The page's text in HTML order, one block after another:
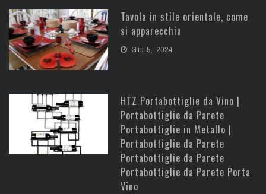
Tavola in stile orientale, come
si apparecchia
Giu 5, 2024
HTZ Portabottiglie da Vino |
Portabottiglie da Parete
Portabottiglie in Metallo |
Portabottiglie da Parete
Portabottiglie da Parete
Portabottiglie da Parete Porta
Vino